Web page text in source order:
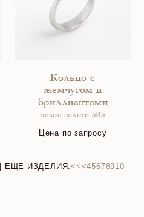
Кольцо с
жемчугом и
бриллиантами
белое золото 585
Цена по запросу
| ЕЩЕ ИЗДЕЛИЯ:<<<45678910